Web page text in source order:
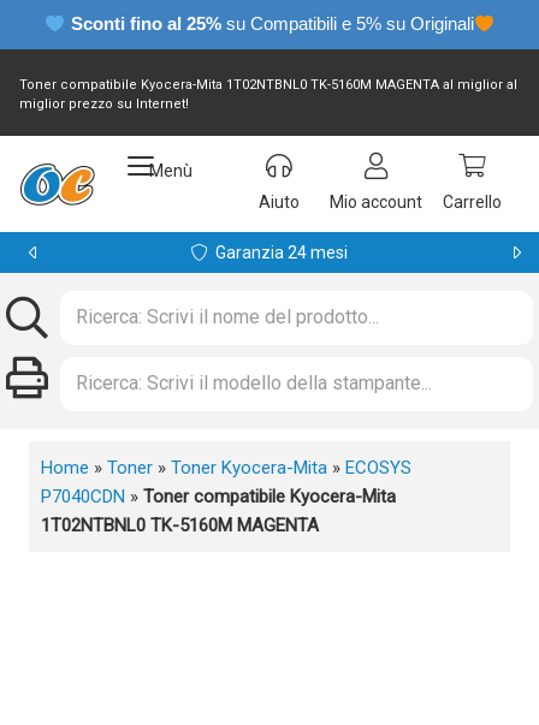
Sconti fino al 25% su Compatibili e 5% su Originali
Toner compatibile Kyocera-Mita 1T02NTBNL0 TK-5160M MAGENTA al miglior al
miglior prezzo su Internet!
Menù
Aiuto
Mio account Carrello
Garanzia 24 mesi
Home » Toner » Toner Kyocera-Mita » ECOSYS
P7040CDN » Toner compatibile Kyocera-Mita
1T02NTBNL0 TK-5160M MAGENTA